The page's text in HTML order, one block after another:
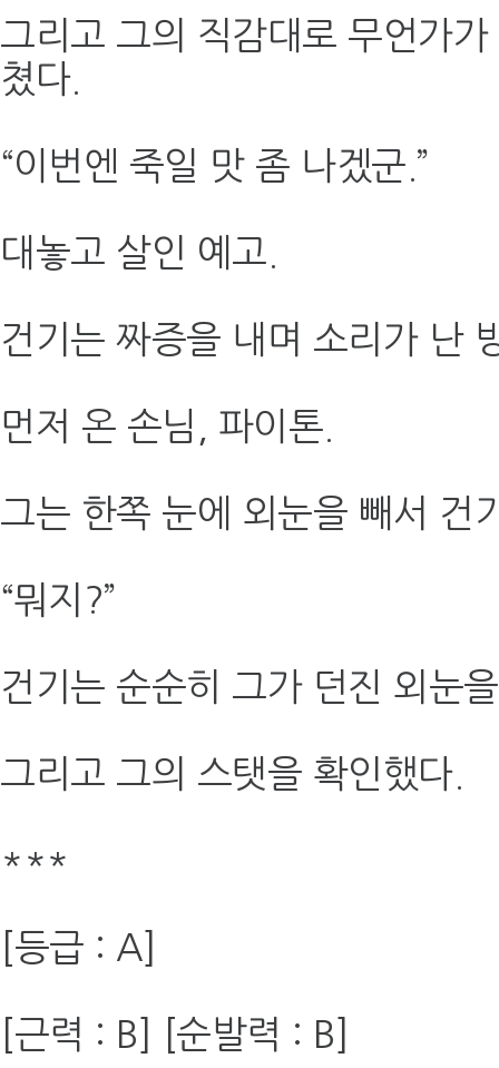
그리고 그의 직감대로 무언가
쳤다.
“이번엔 죽일 맛 좀 나겠군.”
대놓고 살인 예고.
건기는 짜증을 내며 소리가 난
먼저 온 손님, 파이톤.
그는 한쪽 눈에 외눈을 빼서 건
“뭐지?”
건기는 순순히 그가 던진 외눈
그리고 그의 스탯을 확인했다.
***
[등급 : A]
[근력 : B] [순발력 : B]